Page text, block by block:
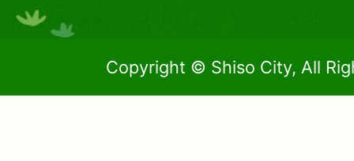
Copyright © Shiso City, All